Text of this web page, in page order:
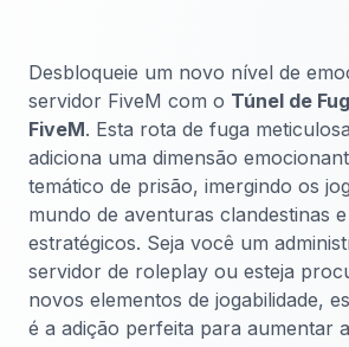
Desbloqueie um novo nível de
servidor FiveM com o Túnel de
FiveM. Esta rota de fuga
adiciona uma dimensão
temático de prisão, imergindo os
mundo de aventuras clandestinas
estratégicos. Seja você um
servidor de roleplay ou esteja
novos elementos de jogabilidade,
é a adição perfeita para aumentar